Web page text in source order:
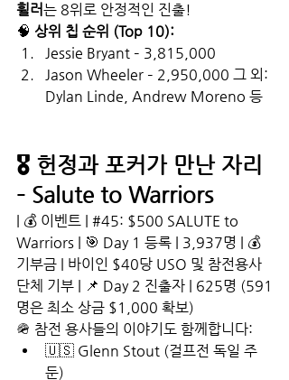
휠러는 8위로 안정적인 진출!
🧠 상위 칩 순위 (Top 10):
Jessie Bryant – 3,815,000
Jason Wheeler – 2,950,000 그 외:
Dylan Linde, Andrew Moreno 등
🎖️ 헌정과 포커가 만난 자리
– Salute to Warriors
| 💰 이벤트 | #45: $500 SALUTE to
Warriors | 🎯 Day 1 등록 | 3,937명 | 💰
기부금 | 바이인 $40당 USO 및 참전용사
단체 기부 | 📌 Day 2 진출자 | 625명 (591
명은 최소 상금 $1,000 확보)
🪖 참전 용사들의 이야기도 함께합니다:
🇺🇸 Glenn Stout (걸프전 독일 주
둔)